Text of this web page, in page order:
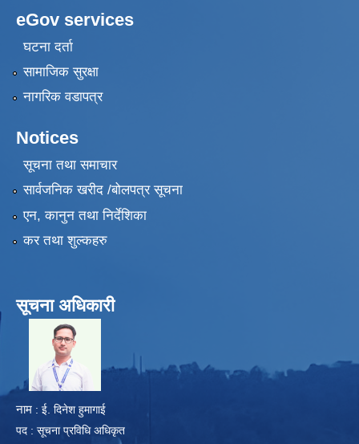
eGov services
घटना दर्ता
सामाजिक सुरक्षा
नागरिक वडापत्र
Notices
सूचना तथा समाचार
सार्वजनिक खरीद /बोलपत्र सूचना
एन, कानुन तथा निर्देशिका
कर तथा शुल्कहरु
सूचना अधिकारी
नाम : ई. दिनेश हुमागाई
पद : सूचना प्रविधि अधिकृत